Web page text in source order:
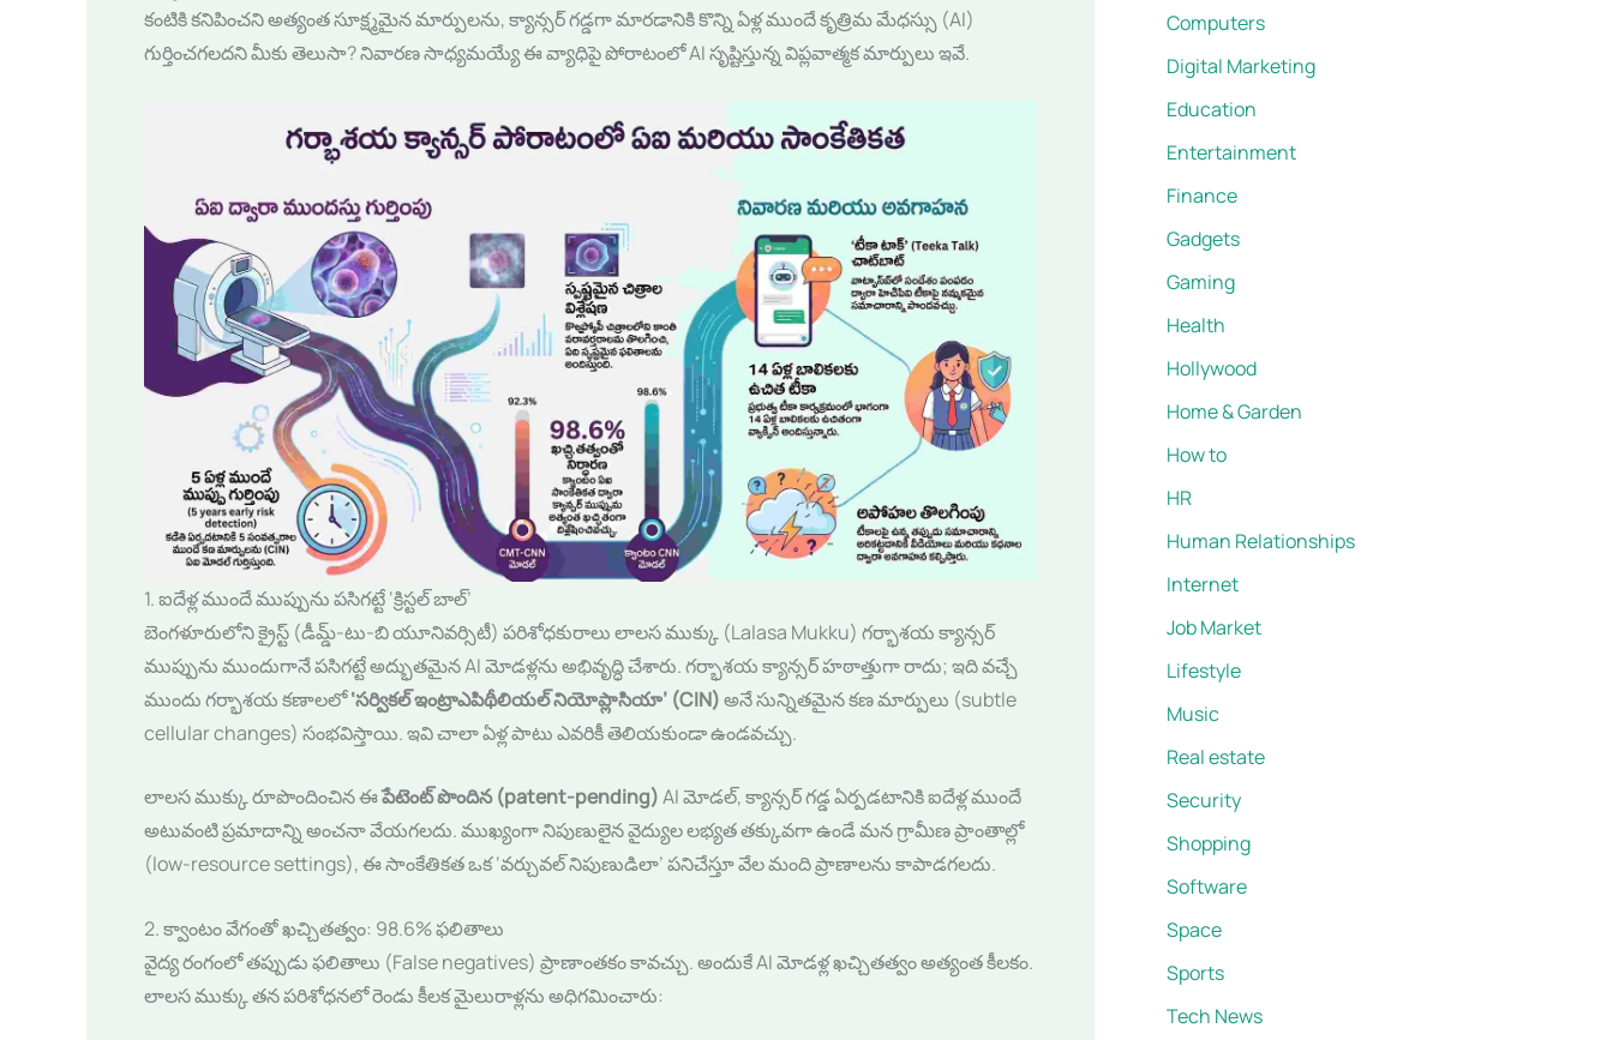
కంటికి కనిపించని అత్యంత సూక్ష్మమైన మార్పులను, క్యాన్సర్ గడ్డగా మారడానికి కొన్ని ఏళ్ల ముందే కృత్రిమ మేధస్సు (AI)
గుర్తించగలదని మీకు తెలుసా? నివారణ సాధ్యమయ్యే ఈ వ్యాధిపై పోరాటంలో AI సృష్టిస్తున్న విప్లవాత్మక మార్పులు ఇవే.
1. ఐదేళ్ల ముందే ముప్పును పసిగట్టే ‘క్రిస్టల్ బాల్’
బెంగళూరులోని క్రైస్ట్ (డీమ్డ్-టు-బి యూనివర్సిటీ) పరిశోధకురాలు లాలస ముక్కు (Lalasa Mukku) గర్భాశయ క్యాన్సర్
ముప్పును ముందుగానే పసిగట్టే అద్భుతమైన AI మోడళ్లను అభివృద్ధి చేశారు. గర్భాశయ క్యాన్సర్ హఠాత్తుగా రాదు; ఇది వచ్చే
ముందు గర్భాశయ కణాలలో‘సర్వికల్ ఇంట్రాఎపిథీలియల్ నియోప్లాసియా’ (CIN)అనే సున్నితమైన కణ మార్పులు (subtle
cellular changes) సంభవిస్తాయి. ఇవి చాలా ఏళ్ల పాటు ఎవరికీ తెలియకుండా ఉండవచ్చు.
లాలస ముక్కు రూపొందించిన ఈపేటెంట్ పొందిన (patent-pending)AI మోడల్, క్యాన్సర్ గడ్డ ఏర్పడటానికి ఐదేళ్ల ముందే
అటువంటి ప్రమాదాన్ని అంచనా వేయగలదు. ముఖ్యంగా నిపుణులైన వైద్యుల లభ్యత తక్కువగా ఉండే మన గ్రామీణ ప్రాంతాల్లో
(low-resource settings), ఈ సాంకేతికత ఒక ‘వర్చువల్ నిపుణుడిలా’ పనిచేస్తూ వేల మంది ప్రాణాలను కాపాడగలదు.
2. క్వాంటం వేగంతో ఖచ్చితత్వం: 98.6% ఫలితాలు
వైద్య రంగంలో తప్పుడు ఫలితాలు (False negatives) ప్రాణాంతకం కావచ్చు. అందుకే AI మోడళ్ల ఖచ్చితత్వం అత్యంత కీలకం.
లాలస ముక్కు తన పరిశోధనలో రెండు కీలక మైలురాళ్లను అధిగమించారు:
Computers
Digital Marketing
Education
Entertainment
Finance
Gadgets
Gaming
Health
Hollywood
Home & Garden
How to
HR
Human Relationships
Internet
Job Market
Lifestyle
Music
Real estate
Security
Shopping
Software
Space
Sports
Tech News